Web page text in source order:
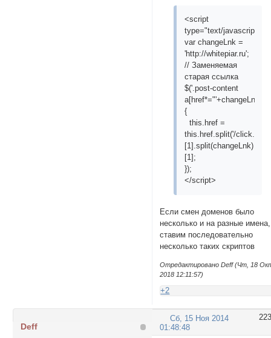
<script
type="text/javascript">
var changeLnk =
'http://whitepiar.ru';
// Заменяемая
старая ссылка
$('.post-content
{
this.href =
this.href.split('/
[1].split(changeLnk)
[1];
});
</script>
Если смен доменов было
несколько и на разные имена,
ставим последовательно
несколько таких скриптов
Отредактировано Deff (Чт, 18
2018 12:11:57)
+2
223
Сб, 15 Ноя 2014
01:48:48
Deff